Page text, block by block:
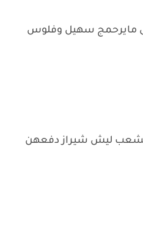
مايرحمج سهيل وفلوس
ليش شيراز دفعهن